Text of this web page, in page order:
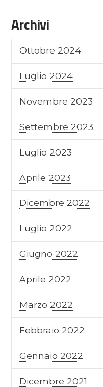
Archivi
Ottobre 2024
Luglio 2024
Novembre 2023
Settembre 2023
Luglio 2023
Aprile 2023
Dicembre 2022
Luglio 2022
Giugno 2022
Aprile 2022
Marzo 2022
Febbraio 2022
Gennaio 2022
Dicembre 2021